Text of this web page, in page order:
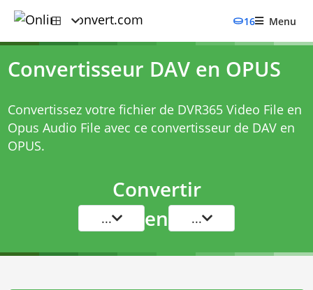
16 Menu
Convertisseur DAV en OPUS
Convertissez votre fichier de DVR365 Video File en
Opus Audio File avec ce convertisseur de DAV en
OPUS.
Convertir
... en ...